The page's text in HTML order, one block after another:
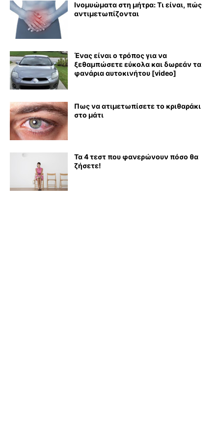
Ινομυώματα στη μήτρα: Τι είναι, πώς
αντιμετωπίζονται
Ένας είναι ο τρόπος για να
ξεθαμπώσετε εύκολα και δωρεάν τα
φανάρια αυτοκινήτου [video]
Πως να ατιμετωπίσετε το κριθαράκι
στο μάτι
Τα 4 τεστ που φανερώνουν πόσο θα
ζήσετε!